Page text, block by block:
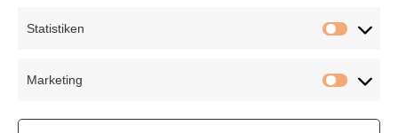
Statistiken
Marketing
Sonntag